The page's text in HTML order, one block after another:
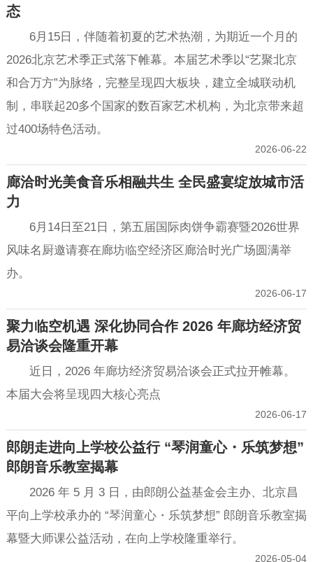
态
6月15日，伴随着初夏的艺术热潮，为期近一个月的
2026北京艺术季正式落下帷幕。本届艺术季以“艺聚北京
和合万方”为脉络，完整呈现四大板块，建立全城联动机
制，串联起20多个国家的数百家艺术机构，为北京带来超
过400场特色活动。
2026-06-22
廊洽时光美食音乐相融共生 全民盛宴绽放城市活
力
6月14日至21日，第五届国际肉饼争霸赛暨2026世界
风味名厨邀请赛在廊坊临空经济区廊洽时光广场圆满举
办。
2026-06-17
聚力临空机遇 深化协同合作 2026 年廊坊经济贸
易洽谈会隆重开幕
近日，2026 年廊坊经济贸易洽谈会正式拉开帷幕。
本届大会将呈现四大核心亮点
2026-06-17
郎朗走进向上学校公益行 “琴润童心・乐筑梦想”
郎朗音乐教室揭幕
2026 年 5 月 3 日，由郎朗公益基金会主办、北京昌
平向上学校承办的 “琴润童心・乐筑梦想” 郎朗音乐教室揭
幕暨大师课公益活动，在向上学校隆重举行。
2026-05-04